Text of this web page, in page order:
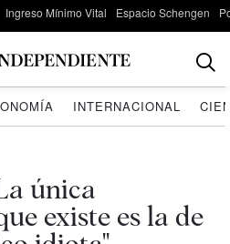
Ingreso Mínimo Vital Espacio Schengen
INTERNACIONAL
única
existe es la de